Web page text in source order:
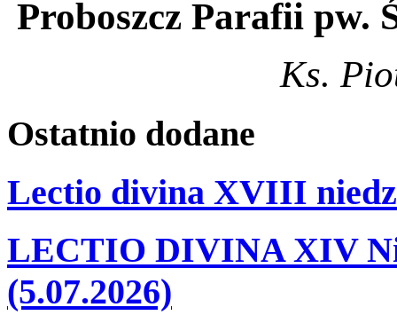
Proboszcz Parafii pw.
Ks.
Ostatnio dodane
Lectio divina XVIII
LECTIO DIVINA XIV
(5.07.2026)